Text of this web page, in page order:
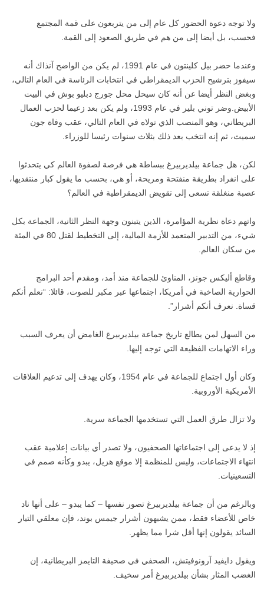
ولا توجه دعوة الحضور كل عام إلى من يتربعون على قمة المجتمع
فحسب، بل أيضا إلى من هم في طريق الصعود إلى القمة.
وعندما حضر بيل كلينتون في عام 1991، لم يكن من الواضح آنذاك أنه
سيفوز بترشيح الحزب الديمقراطي في انتخابات الرئاسة في العام التالي،
وبغض النظر أيضا عن أنه كان سيحل محل جورج دبليو بوش في البيت
الأبيض.وضر توني بلير في عام 1993، ولم يكن بعد زعيما لحزب العمال
البريطاني، وهو المنصب الذي تولاه في العام التالي، عقب وفاة جون
سميث، ثم إنه انتخب بعد ذلك بثلاث سنوات رئيسا للوزراء.
لكن، هل جماعة بيلديربيرغ ببساطة هي فرصة لصفوة العالم كي يتحدثوا
على انفراد بطريقة منفتحة ومريحة، أو هي، بحسب ما يقول كبار منتقديها،
عصبة منغلقة تسعى إلى تقويض الديمقراطية في العالم؟
واتهم دعاة نظرية المؤامرة، الذين يتبنون وجهة النظر الثانية، الجماعة بكل
شيء، من التدبير المتعمد للأزمة المالية، إلى التخطيط لقتل 80 في المئة
من سكان العالم.
وقاطع أليكس جونز، المناوئ للجماعة منذ أمد، ومقدم أحد البرامج
الحوارية الصاخبة في أمريكا، اجتماعها عبر مكبر للصوت، قائلا: “نعلم أنكم
قساة. نعرف أنكم أشرار”.
من السهل لمن يطالع تاريخ جماعة بيلديربيرغ الغامض أن يعرف السبب
وراء الاتهامات الفظيعة التي توجه إليها.
وكان أول اجتماع للجماعة في عام 1954، وكان يهدف إلى تدعيم العلاقات
الأمريكية الأوروبية.
ولا تزال طرق العمل التي تستخدمها الجماعة سرية.
إذ لا يدعى إلى اجتماعاتها الصحفيون، ولا تصدر أي بيانات إعلامية عقب
انتهاء الاجتماعات، وليس للمنظمة إلا موقع هزيل، يبدو وكأنه صمم في
التسعينيات.
وبالرغم من أن جماعة بيلديربيرغ تصور نفسها – كما يبدو – على أنها ناد
خاص للأعضاء فقط، ممن يشبهون أشرار جيمس بوند، فإن معلقي التيار
السائد يقولون إنها أقل شرا مما يظهر.
ويقول دايفيد آرونوفيتش، الصحفي في صحيفة التايمز البريطانية، إن
الغضب المثار بشأن بيلديربيرغ أمر سخيف.